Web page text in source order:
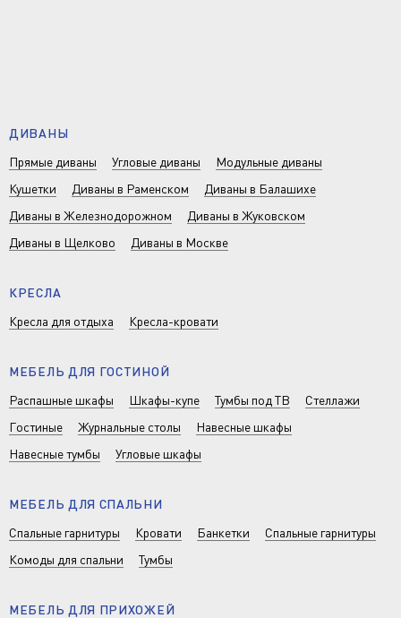
ДИВАНЫ
Прямые диваны
Угловые диваны
Модульные диваны
Кушетки
Диваны в Раменском
Диваны в Балашихе
Диваны в Железнодорожном
Диваны в Жуковском
Диваны в Щелково
Диваны в Москве
КРЕСЛА
Кресла для отдыха
Кресла-кровати
МЕБЕЛЬ ДЛЯ ГОСТИНОЙ
Распашные шкафы
Шкафы-купе Тумбы под ТВ
Стеллажи
Гостиные
Журнальные столы
Навесные шкафы
Навесные тумбы
Угловые шкафы
МЕБЕЛЬ ДЛЯ СПАЛЬНИ
Спальные гарнитуры
Кровати Банкетки
Спальные гарнитуры
Комоды для спальни
Тумбы
МЕБЕЛЬ ДЛЯ ПРИХОЖЕЙ